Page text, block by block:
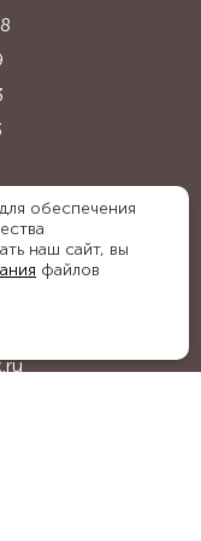
обеспечения
наш сайт, вы
файлов